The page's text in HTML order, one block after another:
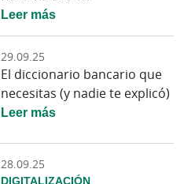
Leer más
29.09.25
El diccionario bancario que
necesitas (y nadie te explicó)
Leer más
28.09.25
DIGITALIZACIÓN